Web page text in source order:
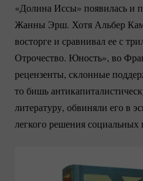
«Долина Иссы» появилась и
Жанны Эрш. Хотя Альбер
восторге и сравнивал ее с
Отрочество. Юность», во
рецензенты, склонные
то бишь
литературу, обвиняли его в
легкого решения социальных